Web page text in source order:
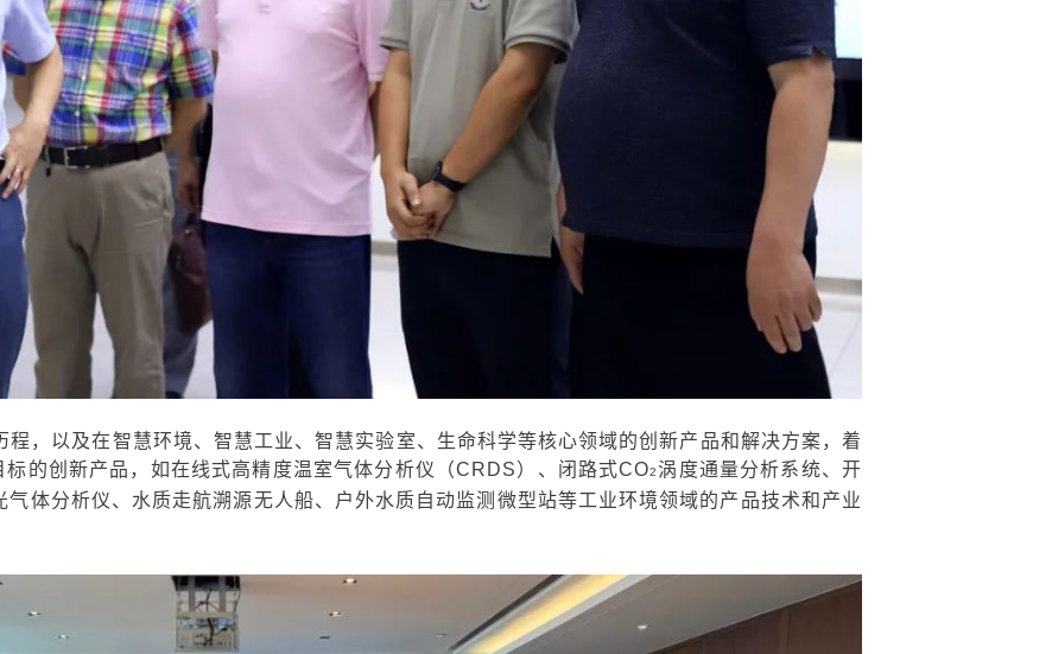
，以及在智慧环境、智慧工业、智慧实验室、生命科学等核心领域的创新产品和解决方案，着
标的创新产品，如在线式高精度温室气体分析仪（CRDS）、闭路式CO2 涡度通量分析系统、开
气体分析仪、水质走航溯源无人船、户外水质自动监测微型站等工业环境领域的产品技术和产业